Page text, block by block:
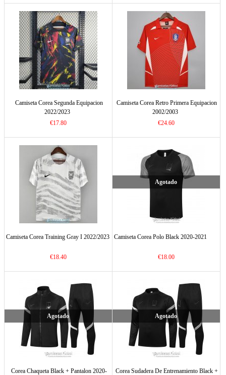
Camiseta Corea Segunda Equipacion
2022/2023
€17.80
Camiseta Corea Retro Primera Equipacion
2002/2003
€24.60
Camiseta Corea Training Gray I 2022/2023
€18.40
Agotado
Camiseta Corea Polo Black 2020-2021
€18.00
Agotado
Corea Chaqueta Black + Pantalon 2020-
Agotado
Corea Sudadera De Entrenamiento Black +